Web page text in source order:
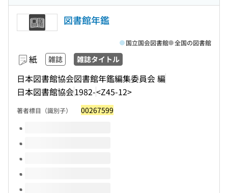
図書館年鑑
紙 雑誌 雑誌タイトル
日本図書館協会図書館年鑑編集委員会 編
日本図書館協会1982-<Z45-12>
国立国会図書館 全国の図書館
著者標目（識別子） 00267599
このタイトルの巻号